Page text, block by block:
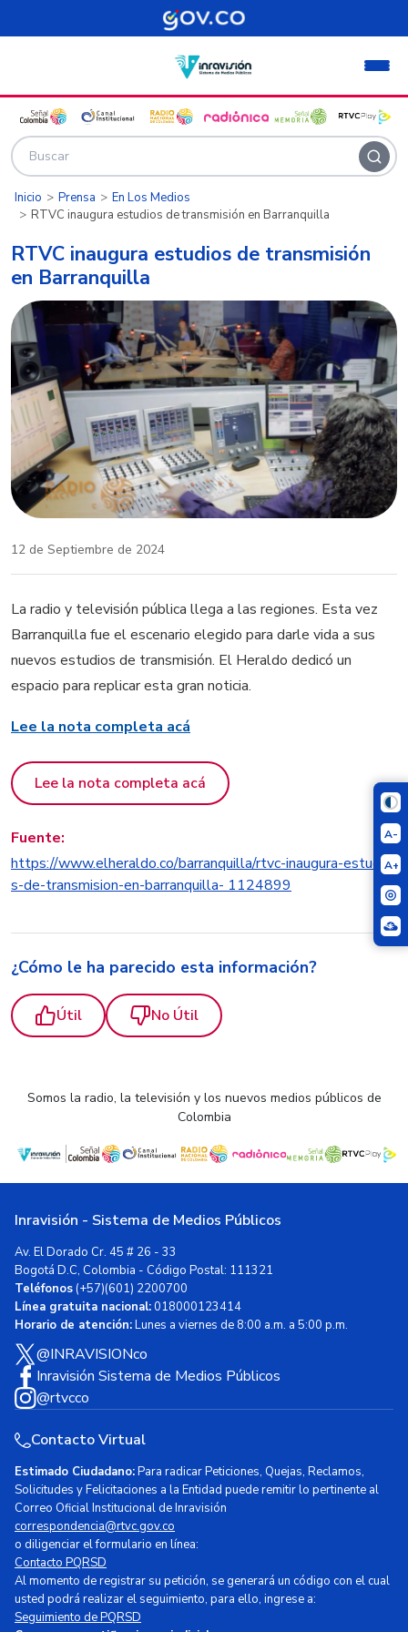
Pasar al contenido principal
A-
A+
Inicio Prensa
En Los Medios
RTVC inaugura estudios de transmisión en Barranquilla
RTVC inaugura estudios de transmisión
en Barranquilla
12 de Septiembre de 2024
La radio y televisión pública llega a las regiones. Esta vez
Barranquilla fue el escenario elegido para darle vida a sus
nuevos estudios de transmisión. El Heraldo dedicó un
espacio para replicar esta gran noticia.
Lee la nota completa acá
Lee la nota completa acá
Fuente:
https://www.elheraldo.co/barranquilla/rtvc-inaugura-estudio
s-de-transmision-en-barranquilla- 1124899
¿Cómo le ha parecido esta información?
Útil No Útil
Somos la radio, la televisión y los nuevos medios públicos de
Colombia
Inravisión - Sistema de Medios Públicos
Av. El Dorado Cr. 45 # 26 - 33
Bogotá D.C, Colombia - Código Postal: 111321
Teléfonos(+57)(601) 2200700
Línea gratuita nacional:018000123414
Horario de atención:Lunes a viernes de 8:00 a.m. a 5:00 p.m.
@INRAVISIONco
Inravisión Sistema de Medios Públicos
@rtvcco
Contacto Virtual
Estimado Ciudadano:Para radicar Peticiones, Quejas, Reclamos,
Solicitudes y Felicitaciones a la Entidad puede remitir lo pertinente al
Correo Oficial Institucional de Inravisión
correspondencia@rtvc.gov.co
o diligenciar el formulario en línea:
Contacto PQRSD
Al momento de registrar su petición, se generará un código con el cual
usted podrá realizar el seguimiento, para ello, ingrese a:
Seguimiento de PQRSD